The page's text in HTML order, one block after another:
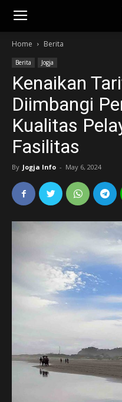
jogjainfo.id
Home Berita
Berita Jogja
Kenaikan
Diimbangi
Kualitas
Fasilitas
By Jogja Info - May 6, 2024